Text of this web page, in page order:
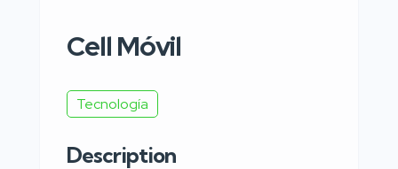
Cell Móvil
Tecnología
Description